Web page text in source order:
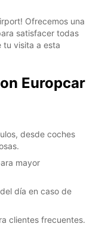
Ofrecemos una
satisfacer todas
tu visita a esta
Europcar
desde coches
mayor
día en caso de
clientes frecuentes.